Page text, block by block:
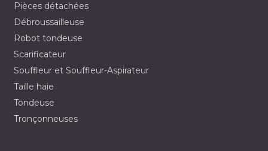
Pièces détachées
Débroussailleuse
Robot tondeuse
Scarificateur
Souffleur et Souffleur-Aspirateur
Taille haie
Tondeuse
Tronçonneuses